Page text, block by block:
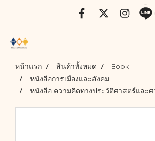
หน้าแรก สินค้าทั้งหมด
Book
หนังสือการเมืองและสังคม
หนังสือ ความคิดทางประวัติศาสตร์และ